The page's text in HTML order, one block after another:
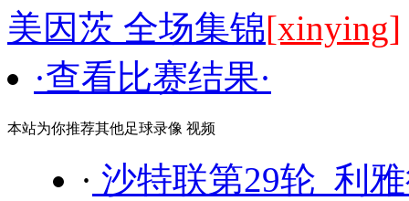
美因茨 全场集锦[xinying]
·查看比赛结果·
本站为你推荐其他足球录像 视频
· 沙特联第29轮 利